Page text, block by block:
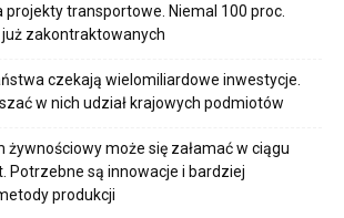
projekty transportowe. Niemal 100 proc.
zakontraktowanych
czekają wielomiliardowe inwestycje.
w nich udział krajowych podmiotów
żywnościowy może się załamać w ciągu
Potrzebne są innowacje i bardziej
produkcji